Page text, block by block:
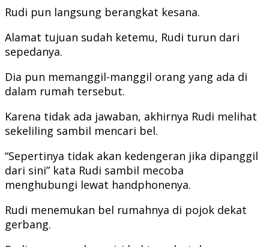
Rudi pun langsung berangkat kesana.
Alamat tujuan sudah ketemu, Rudi turun dari
sepedanya.
Dia pun memanggil-manggil orang yang ada di
dalam rumah tersebut.
Karena tidak ada jawaban, akhirnya Rudi melihat
sekeliling sambil mencari bel.
“Sepertinya tidak akan kedengeran jika dipanggil
dari sini” kata Rudi sambil mecoba
menghubungi lewat handphonenya.
Rudi menemukan bel rumahnya di pojok dekat
gerbang.